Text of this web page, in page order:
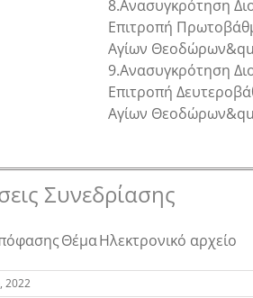
8.Ανασυγκρότηση
Επιτροπή
Αγίων
9.Ανασυγκρότηση
Επιτροπή
Αγίων
Συνεδρίασης
ΘέμαΗλεκτρονικό αρχείο
2022